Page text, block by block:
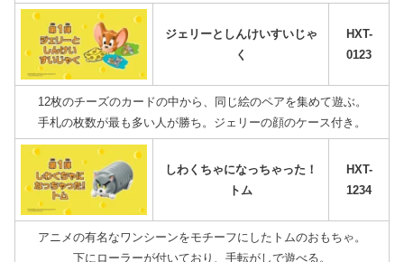
ジェリーとしんけいすいじゃ
く
HXT-
0123
12枚のチーズのカードの中から、同じ絵のペアを集めて遊ぶ。
手札の枚数が最も多い人が勝ち。ジェリーの顔のケース付き。
しわくちゃになっちゃった！
トム
HXT-
1234
アニメの有名なワンシーンをモチーフにしたトムのおもちゃ。
下にローラーが付いており、手転がしで遊べる。